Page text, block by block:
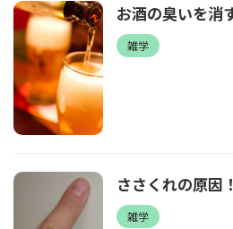
お酒の臭いを消
雑学
ささくれの原因
雑学